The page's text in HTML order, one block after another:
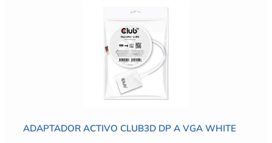
ADAPTADOR ACTIVO CLUB3D DP A VGA WHITE